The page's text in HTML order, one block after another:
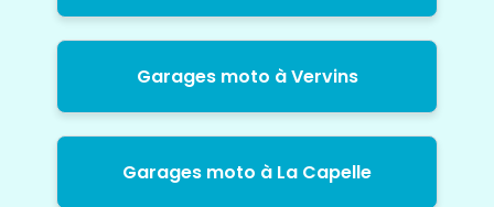
Garages moto à Vervins
Garages moto à La Capelle